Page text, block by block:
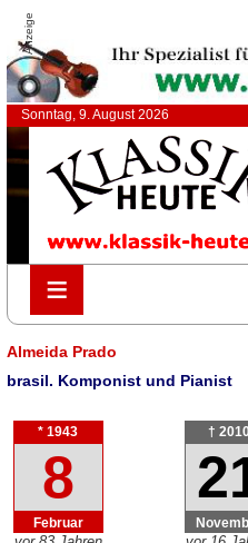
Anzeige
Sonntag, 9. August 2026
≡
≡
Almeida Prado
brasil. Komponist und Pianist
* 1943
8
Februar
†